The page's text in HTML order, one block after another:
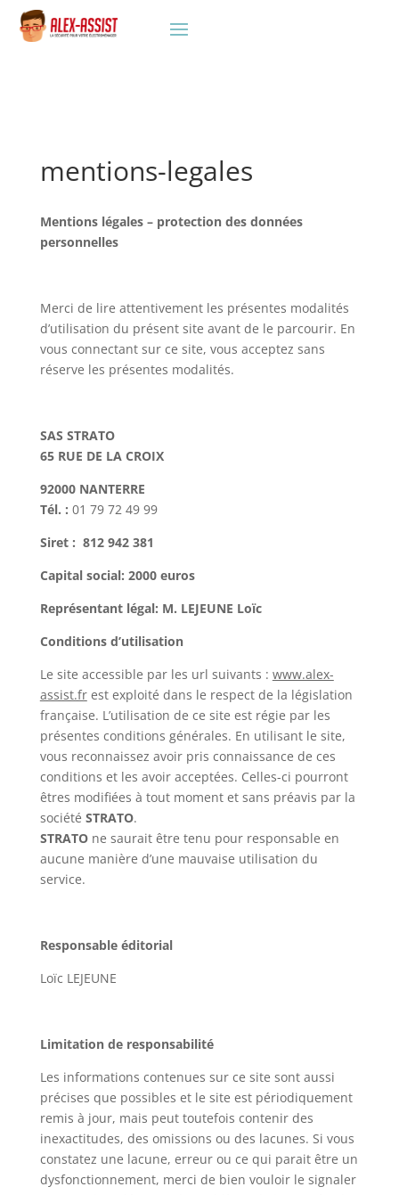
mentions-legales
Mentions légales – protection des données
personnelles
Merci de lire attentivement les présentes modalités
d’utilisation du présent site avant de le parcourir. En
vous connectant sur ce site, vous acceptez sans
réserve les présentes modalités.
SAS STRATO
65 RUE DE LA CROIX
92000 NANTERRE
Tél. : 01 79 72 49 99
Siret : 812 942 381
Capital social: 2000 euros
Représentant légal: M. LEJEUNE Loïc
Conditions d’utilisation
Le site accessible par les url suivants : www.alex-
assist.frest exploité dans le respect de la législation
française. L’utilisation de ce site est régie par les
présentes conditions générales. En utilisant le site,
vous reconnaissez avoir pris connaissance de ces
conditions et les avoir acceptées. Celles-ci pourront
êtres modifiées à tout moment et sans préavis par la
société STRATO.
STRATOne saurait être tenu pour responsable en
aucune manière d’une mauvaise utilisation du
service.
Responsable éditorial
Loïc LEJEUNE
Limitation de responsabilité
Les informations contenues sur ce site sont aussi
précises que possibles et le site est périodiquement
remis à jour, mais peut toutefois contenir des
inexactitudes, des omissions ou des lacunes. Si vous
constatez une lacune, erreur ou ce qui parait être un
dysfonctionnement, merci de bien vouloir le signaler